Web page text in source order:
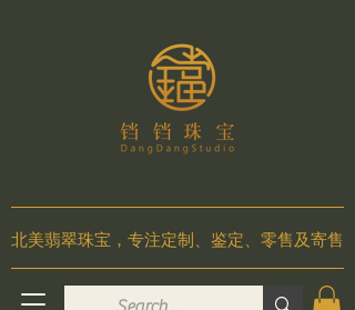
北美翡翠珠宝，专注定制、鉴定、零售及寄售